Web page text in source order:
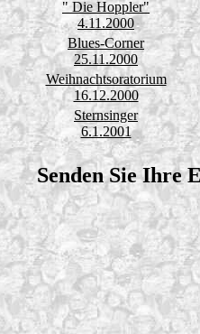
" Die Hoppler"
4.11.2000
Blues-Corner
25.11.2000
Weihnachtsoratorium
16.12.2000
Sternsinger
6.1.2001
Senden Sie Ihre